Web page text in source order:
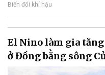
Biến đổi khí hậu
El Nino làm gia
ở Đồng bằng sông